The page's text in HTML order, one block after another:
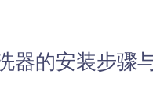
器的安装步骤